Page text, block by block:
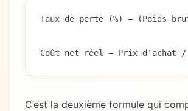
Taux de perte (%) = (Poids
Coût net réel = Prix d'achat
C’est la deuxième formule qui